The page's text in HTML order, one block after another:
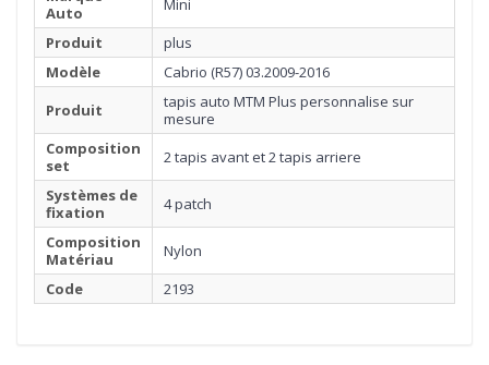
Auto
Mini
Produit
plus
Modèle
Cabrio (R57) 03.2009-2016
Produit
tapis auto MTM Plus personnalise sur
mesure
Composition
set
2 tapis avant et 2 tapis arriere
Systèmes de
fixation
4 patch
Composition
Matériau
Nylon
Code
2193